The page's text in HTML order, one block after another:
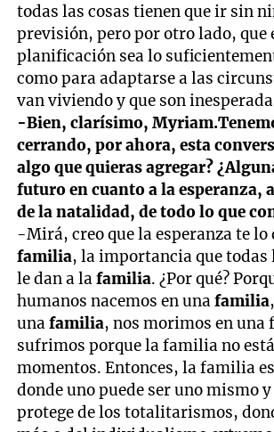
todas las cosas tienen que ir sin
previsión, pero por otro lado, que
planificación sea lo
como para adaptarse a las
van viviendo y que son
-Bien, clarísimo,
cerrando, por ahora, esta
algo que quieras agregar?
futuro en cuanto a la esperanza,
de la natalidad, de todo lo que
-Mirá, creo que la esperanza te lo
familia, la importancia que todas
le dan a lafamilia. ¿Por qué?
humanos nacemos en unafamilia
unafamilia, nos morimos en una
sufrimos porque la familia no está
momentos. Entonces, la familia
donde uno puede ser uno mismo y
protege de los totalitarismos,